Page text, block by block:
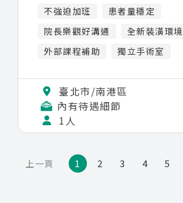
換過、做到全面 e 化。CT、全口 X
鏡、口掃機、植牙機、電動馬達、
備，你要做一般診療、根管或進階
不會卡你。
我們人不多、像個小家庭，院長自
班，也不推崇加班文化，你能準時
活留給自己。跟診有專職幫忙的助
跟診學習的機會，外部課程也有補
上走這裡撐得住你。
如果你已經過了「什麼都要人從頭
不強迫加班
患者量穩定
院長樂觀好溝通
全新裝潢環境
外部課程補助
獨立手術室
臺北市/南港區
內有待遇細節
1人
上一頁 1 2 3 4 5